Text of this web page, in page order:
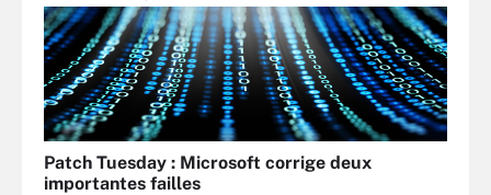
Patch Tuesday : Microsoft corrige deux
importantes failles